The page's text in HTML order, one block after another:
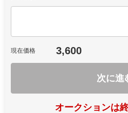
現在価格 3,600
次に進
オークションは